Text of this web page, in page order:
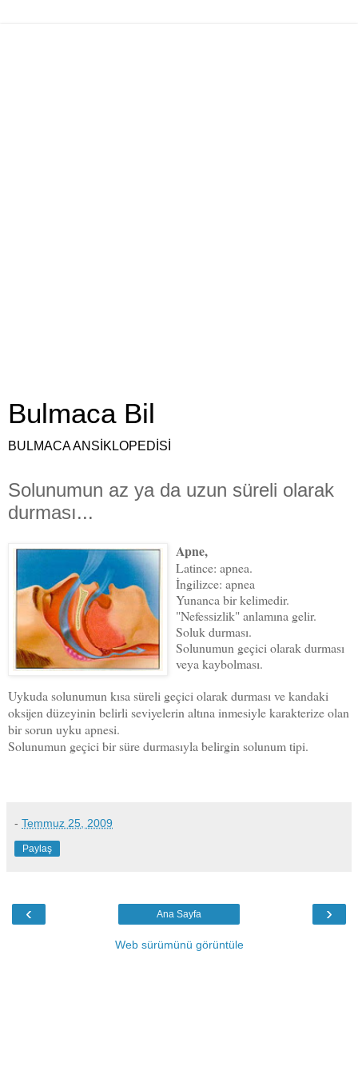
Bulmaca Bil
BULMACA ANSİKLOPEDİSİ
Solunumun az ya da uzun süreli olarak
durması...
Apne,
Latince: apnea.
İngilizce: apnea
Yunanca bir kelimedir.
"Nefessizlik" anlamına gelir.
Soluk durması.
Solunumun geçici olarak durması
veya kaybolması.
Uykuda solunumun kısa süreli geçici olarak durması ve kandaki
oksijen düzeyinin belirli seviyelerin altına inmesiyle karakterize olan
bir sorun uyku apnesi.
Solunumun geçici bir süre durmasıyla belirgin solunum tipi.
- Temmuz 25, 2009
Paylaş
‹ ›
Ana Sayfa
Web sürümünü görüntüle